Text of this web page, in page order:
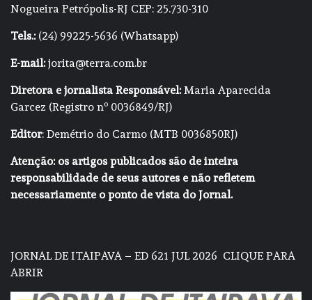
Nogueira Petrópolis-RJ CEP: 25.730-310
Tels.:(24) 99225-5636 (Whatsapp)
E-mail:jorita@terra.com.br
Diretora e jornalista Responsável:Maria Aparecida
Garcez (Registro nº 0036849/RJ)
Editor: Demétrio do Carmo (MTB 0036850RJ)
Atenção: os artigos publicados são de inteira
responsabilidade de seus autores e não refletem
necessariamente o ponto de vista do Jornal.
JORNAL DE ITAIPAVA – ED 621 JUL 2026 CLIQUE PARA
ABRIR